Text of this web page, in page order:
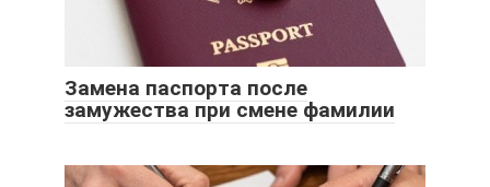
Замена паспорта после
замужества при смене фамилии